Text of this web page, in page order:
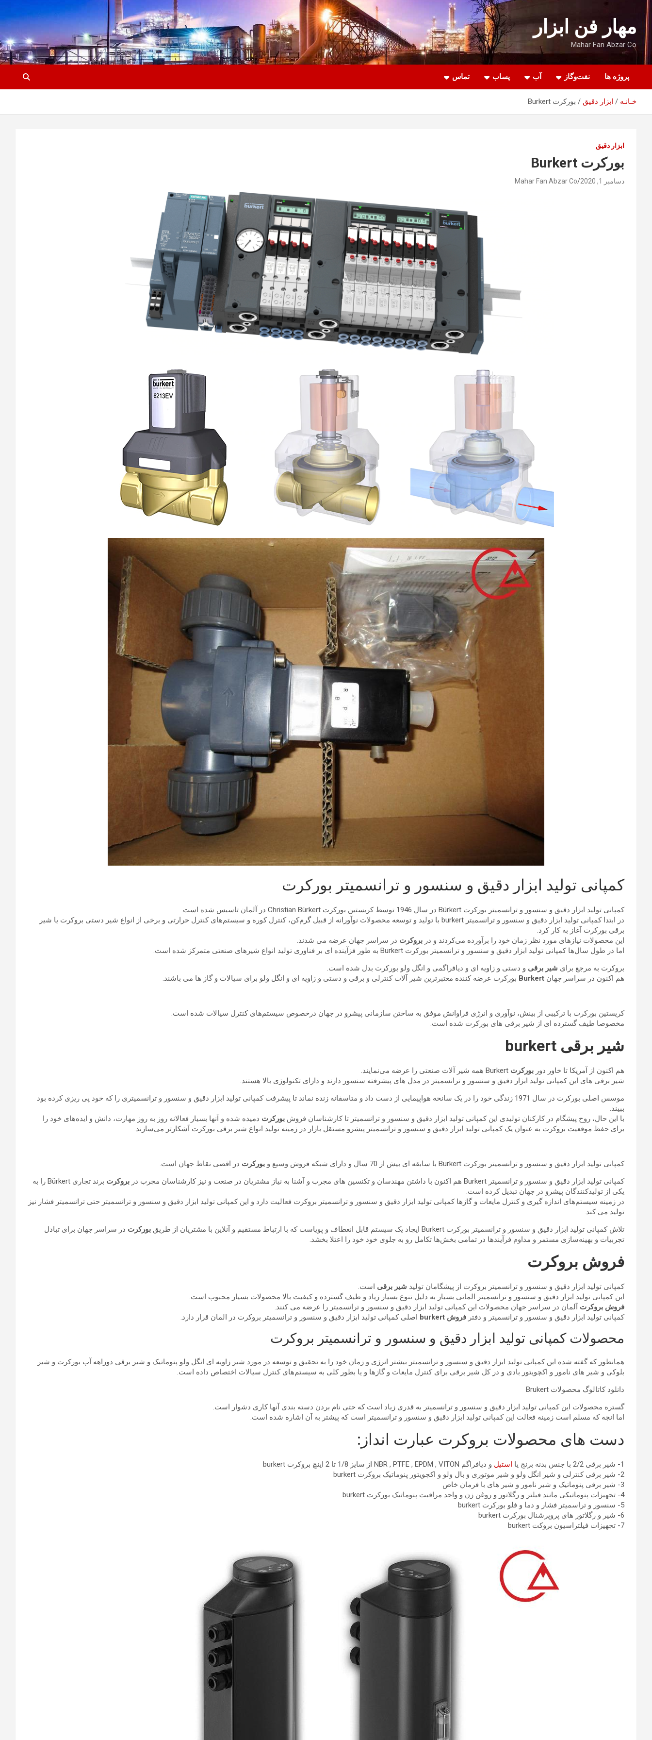
به
محتوا
بروید
مهار فن ابزار
Mahar Fan Abzar Co
پروژه ها نفت‌وگاز آب پساب تماس
خـانـه ابزار دقیق بورکرت Burkert
ابزار دقیق
بورکرت Burkert
دسامبر 1, 2020 Mahar Fan Abzar Co
کمپانی تولید ابزار دقیق و سنسور و ترانسمیتر بورکرت
کمپانی تولید ابزار دقیق و سنسور و ترانسمیتر بورکرت Bürkert در سال 1946 توسط کریستین بورکرت Christian Bürkert در آلمان تاسیس شده است.
در ابتدا کمپانی تولید ابزار دقیق و سنسور و ترانسمیتر burkert با تولید و توسعه محصولات نوآورانه از قبیل گرم‌کن، کنترل کوره و سیستم‌های کنترل حرارتی و برخی از انواع شیر دستی بروکرت یا شیر
برقی بورکرت آغاز به کار کرد.
این محصولات نیازهای مورد نظر زمان خود را برآورده می‌کردند و در بروکرت در سراسر جهان عرضه می شدند.
اما در طول سال‌ها کمپانی تولید ابزار دقیق و سنسور و ترانسمیتر بورکرت Burkert به طور فزآینده ای بر فناوری تولید انواع شیرهای صنعتی متمرکز شده است.
بروکرت به مرجع برای شیر برقی و دستی و زاویه ای و دیافراگمی و انگل ولو بورکرت بدل شده است.
هم اکنون در سراسر جهان Burkert بورکرت عرضه کننده معتبرترین شیر آلات کنترلی و برقی و دستی و زاویه ای و انگل ولو برای سیالات و گاز ها می باشند.
کریستین بوركرت با ترکیبی از بینش، نوآوری و انرژی فراوانش موفق به ساختن سازمانی پیشرو در جهان درخصوص سیستم‌های كنترل سیالات شده است.
مخصوصا طیف گسترده ای از شیر برقی های بورکرت شده است.
شیر برقی burkert
هم اکنون از آمریکا تا خاور دور بورکرت
شیر برقی های این کمپانی تولید ابزار دقیق و سنسور و ترانسمیتر در مدل های پیشرفته سنسور دارند و دارای تکنولوژی بالا هستند.
موسس اصلی بورکرت در سال 1971 زندگی خود را در یک سانحه هواپیمایی از دست داد و متاسفانه زنده نماند تا پیشرفت کمپانی تولید ابزار دقیق و سنسور و ترانسمیتری را که خود پی ریزی کرده بود
ببیند.
با این حال، روح پیشگام در کارکنان تولیدی این کمپانی تولید ابزار دقیق و سنسور و ترانسمیتر تا کارشناسان فروش بورکرت دمیده شده و آنها بسیار فعالانه روز به روز مهارت، دانش و ایده‌های خود را
برای حفظ موقعیت بروکرت به عنوان یک کمپانی تولید ابزار دقیق و سنسور و ترانسمیتر پیشرو مستقل بازار در زمینه تولید انواع شیر برقی بورکرت آشکارتر می‌سازند.
کمپانی تولید ابزار دقیق و سنسور و ترانسمیتر بورکرت Burkert با سابقه ای بیش از 70 سال و دارای شبکه فروش وسیع و بورکرت در اقصی نقاط جهان است.
کمپانی تولید ابزار دقیق و سنسور و ترانسمیتر Burkert هم اکنون با داشتن مهندسان و تکنسین‌ های مجرب و آشنا به نیاز مشتریان در صنعت و نیز کارشناسان مجرب در
بروکرت
برند تجاری Bürkert را به
یکی از تولید‌کنندگان پیشرو در جهان تبدیل کرده است.
در زمینه سیستم‌های اندازه گیری و کنترل مایعات و گازها کمپانی تولید ابزار دقیق و سنسور و ترانسمیتر بروکرت فعالیت دارد و این کمپانی تولید ابزار دقیق و سنسور و ترانسمیتر حتی ترانسمیتر فشار نیز
تولید می کند.
تلاش کمپانی تولید ابزار دقیق و سنسور و ترانسمیتر بورکرت Burkert ایجاد یک سیستم قابل انعطاف و پویاست که با ارتباط مستقیم و آنلاین با مشتریان از طریق
بورکرت در سراسر جهان برای تبادل
تجربیات و بهینه‌سازی مستمر و مداوم فرآیندها در تمامی بخش‌ها تکامل رو به جلوی خود خود را اعتلا بخشد.
فروش بروکرت
کمپانی تولید ابزار دقیق و سنسور و ترانسمیتر بروکرت از پیشگامان تولید شیر برقی است.
این کمپانی تولید ابزار دقیق و سنسور و ترانسمیتر المانی بسیار به دلیل تنوع بسیار زیاد و طیف گسترده و کیفیت بالا محصولات بسیار محبوب است.
فروش بروکرت آلمان در سراسر جهان محصولات این کمپانی تولید ابزار دقیق و سنسور و ترانسمیتر را عرضه می کنند.
کمپانی تولید ابزار دقیق و سنسور و ترانسمیتر و دفتر فروش burkert اصلی کمپانی تولید ابزار دقیق و سنسور و ترانسمیتر بروکرت در المان قرار دارد.
محصولات کمپانی تولید ابزار دقیق و سنسور و ترانسمیتر بروکرت
همانطور که گفته شده این کمپانی تولید ابزار دقیق و سنسور و ترانسمیتر بیشتر انرژی و زمان خود را به تحقیق و توسعه در مورد شیر زاویه ای انگل ولو پنوماتیک و شیر برقی دوراهه آب بورکرت و شیر
بلوکی و شیر های نامور و اکچویتور بادی و در کل شیر برقی برای کنترل مایعات و گازها و یا بطور کلی به سیستم‌های کنترل سیالات اختصاص داده است.
دانلود کاتالوگ محصولات Brukert
گستره محصولات این کمپانی تولید ابزار دقیق و سنسور و ترانسمیتر به قدری زیاد است که حتی نام بردن دسته بندی آنها کاری دشوار است.
اما انچه که مسلم است زمینه فعالت این کمپانی تولید ابزار دقیق و سنسور و ترانسمیتر است که پیشتر به آن اشاره شده است.
دست های محصولات بروکرت عبارت انداز:
1- شیر برقی 2/2 با جنس بدنه برنج یا استیل و دیافراگم NBR , PTFE , EPDM , VITON از سایز 1/8 تا 2 اینچ بروکرت burkert
2- شیر برقی کنترلی و شیر انگل ولو و شیر موتوری و بال ولو و اکچویتور پنوماتیک بروکرت burkert
3- شیر برقی پنوماتیک و شیر نامور و شیر های با فرمان خاص
4- تجهیزات پنوماتیکی مانند فیلتر و رگلاتور و روغن زن و واحد مراقبت پنوماتیک بورکرت burkert
5- سنسور و تراسمیتر فشار و دما و فلو بورکرت burkert
6- شیر و رگلاتور های پروپرشنال بورکرت burkert
7- تجهیزات فیلتراسیون بروکت burkert